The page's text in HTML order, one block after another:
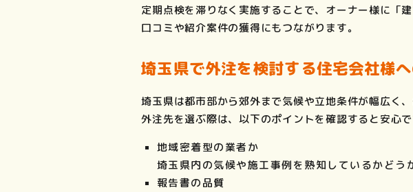
定期点検を滞りなく実施することで、オーナー様に「
口コミや紹介案件の獲得にもつながります。
埼玉県で外注を検討する住宅会社様
埼玉県は都市部から郊外まで気候や立地条件が幅広く
外注先を選ぶ際は、以下のポイントを確認すると安心で
地域密着型の業者か
埼玉県内の気候や施工事例を熟知しているかどう
報告書の品質